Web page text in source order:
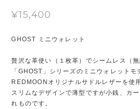
¥15,400
GHOST ミニウォレット
贅沢な革使い（１枚革）でシームレス（
「GHOST」シリーズのミニウォレットモ
REDMOONオリジナルサドルレザーを使
スリムなデザインで薄型ですが小銭、カ
れものです。